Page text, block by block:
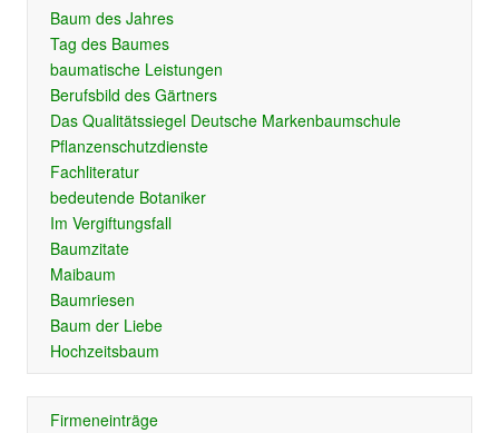
Baum des Jahres
Tag des Baumes
baumatische Leistungen
Berufsbild des Gärtners
Das Qualitätssiegel Deutsche Markenbaumschule
Pflanzenschutzdienste
Fachliteratur
bedeutende Botaniker
Im Vergiftungsfall
Baumzitate
Maibaum
Baumriesen
Baum der Liebe
Hochzeitsbaum
Firmeneinträge